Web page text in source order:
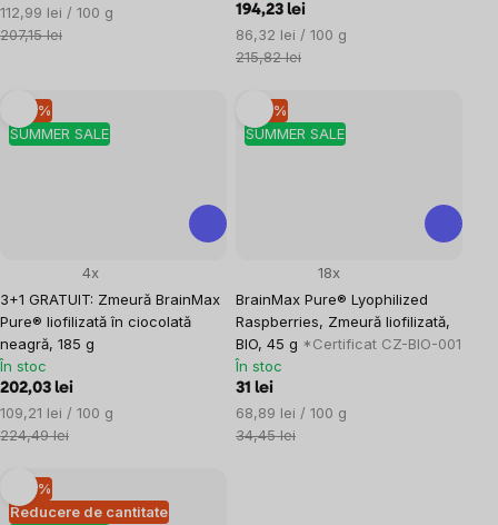
Evaluare
preţ:
112,99 lei / 100 g
207,15 lei
194,23 lei
Evaluare
preţ:
86,32 lei / 100 g
215,82 lei
SUMMER SALE
–10 %
3+1 GRATUIT: Zmeură BrainMax
Pure® liofilizată în ciocolată
neagră, 185 g
4x
În stoc
202,03 lei
Evaluare
preţ:
109,21 lei / 100 g
224,49 lei
SUMMER SALE
–10 %
BrainMax Pure® Lyophilized
Raspberries, Zmeură liofilizată,
BIO, 45 g *Certificat CZ-BIO-001
18x
În stoc
31 lei
Evaluare
preţ:
68,89 lei / 100 g
34,45 lei
Reducere de cantitate
–10 %